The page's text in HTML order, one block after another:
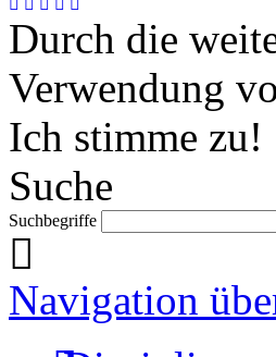
Durch die
Verwendung
Ich stimme zu!
Suche
Suchbegriffe
Navigation